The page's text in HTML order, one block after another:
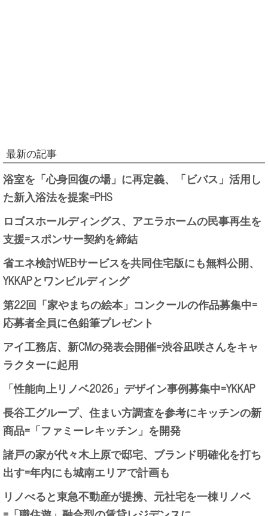
最新の記事
浴室を「心身回復の場」に再定義、「ビバス」活用し
た新入浴法を提案=PHS
ロゴスホールディングス、アエラホームの民事再生を
支援=スポンサー契約を締結
省エネ検討WEBサービスを共同住宅版にも無料公開、
YKKAPとワンビルディング
第22回「家やまちの絵本」コンクールの作品募集中=
応募者全員に色鉛筆プレゼント
アイ工務店、新CMの発表会開催=渋谷凪咲さんをキャ
ラクターに起用
「性能向上リノベ2026」デザイン事例募集中=YKKAP
長谷工グループ、住まい方調査を参考にキッチンの新
商品=「ファミーレキッチン」を開発
諸戸の家が代々木上原で邸宅、ブランド明確化を打ち
出す=年内にも城南エリアで計画も
リノべると東急不動産が提携、元社宅を一棟リノベ